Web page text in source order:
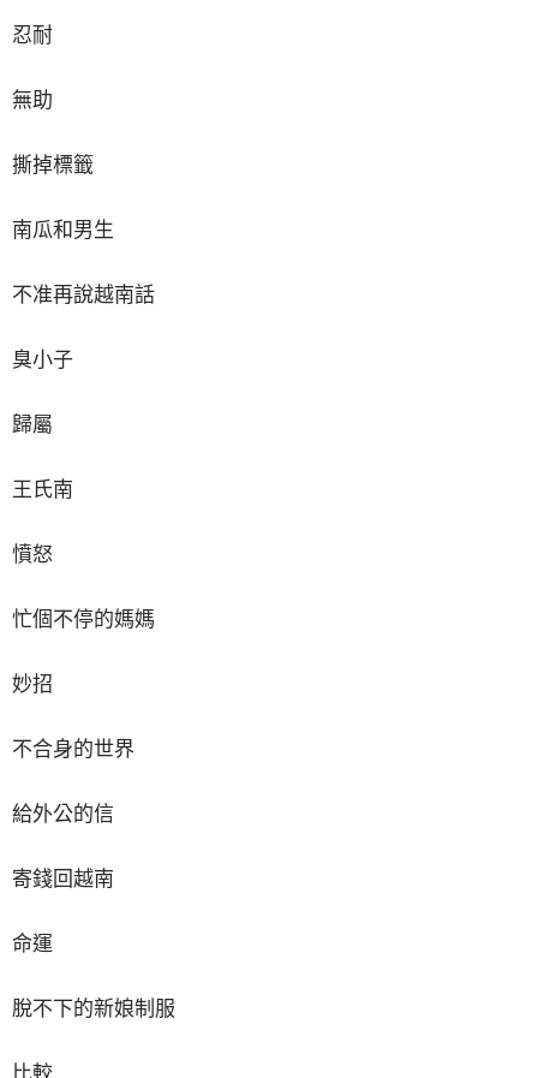
忍耐
無助
撕掉標籤
南瓜和男生
不准再說越南話
臭小子
歸屬
王氏南
憤怒
忙個不停的媽媽
妙招
不合身的世界
給外公的信
寄錢回越南
命運
脫不下的新娘制服
比較